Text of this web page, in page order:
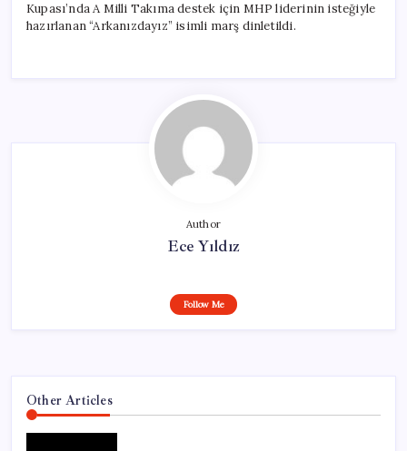
Kupası’nda A Milli Takıma destek için MHP liderinin isteğiyle
hazırlanan “Arkanızdayız” isimli marş dinletildi.
Author
Ece Yıldız
Follow Me
Other Articles